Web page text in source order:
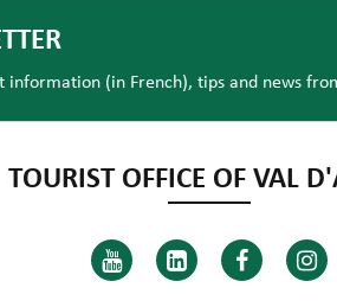
information (in French), tips and news
TOURIST OFFICE OF VAL